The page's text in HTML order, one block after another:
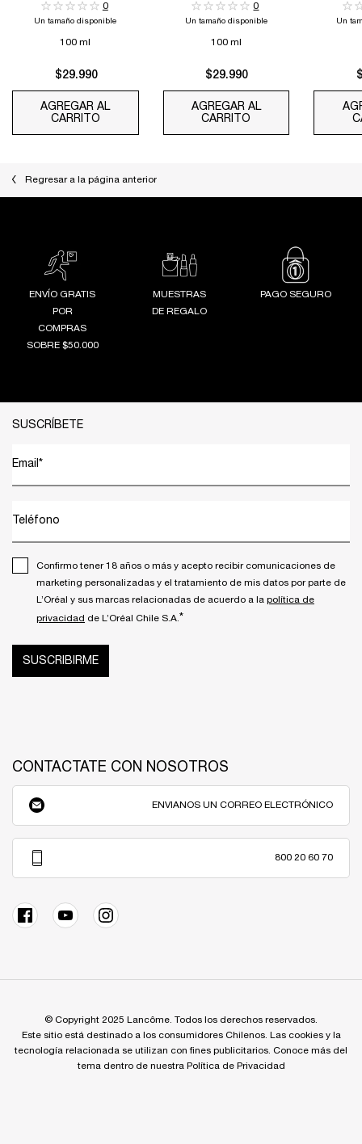
0
Un tamaño disponible
100 ml
$29.990
AGREGAR AL
CARRITO Ô COOL HAIR & BODY MIST
0
Un tamaño disponible
100 ml
$29.990
AGREGAR AL
CARRITO
Ô OUI HAIR &
Un
Regresar a la página anterior
ENVÍO GRATIS
POR
COMPRAS
SOBRE $50.000
MUESTRAS
DE REGALO
PAGO SEGURO
SUSCRÍBETE
Email *
Teléfono
Confirmo tener 18 años o más y acepto recibir comunicaciones de
marketing personalizadas y el tratamiento de mis datos por parte de
L’Oréal y sus marcas relacionadas de acuerdo a la política de
privacidad de L’Oréal Chile S.A. *
SUSCRIBIRME
CONTACTATE CON NOSOTROS
ENVIANOS UN CORREO ELECTRÓNICO
800 20 60 70
© Copyright 2025 Lancôme. Todos los derechos reservados.
Este sitio está destinado a los consumidores Chilenos. Las cookies y la
tecnología relacionada se utilizan con fines publicitarios. Conoce más del
tema dentro de nuestra Política de Privacidad